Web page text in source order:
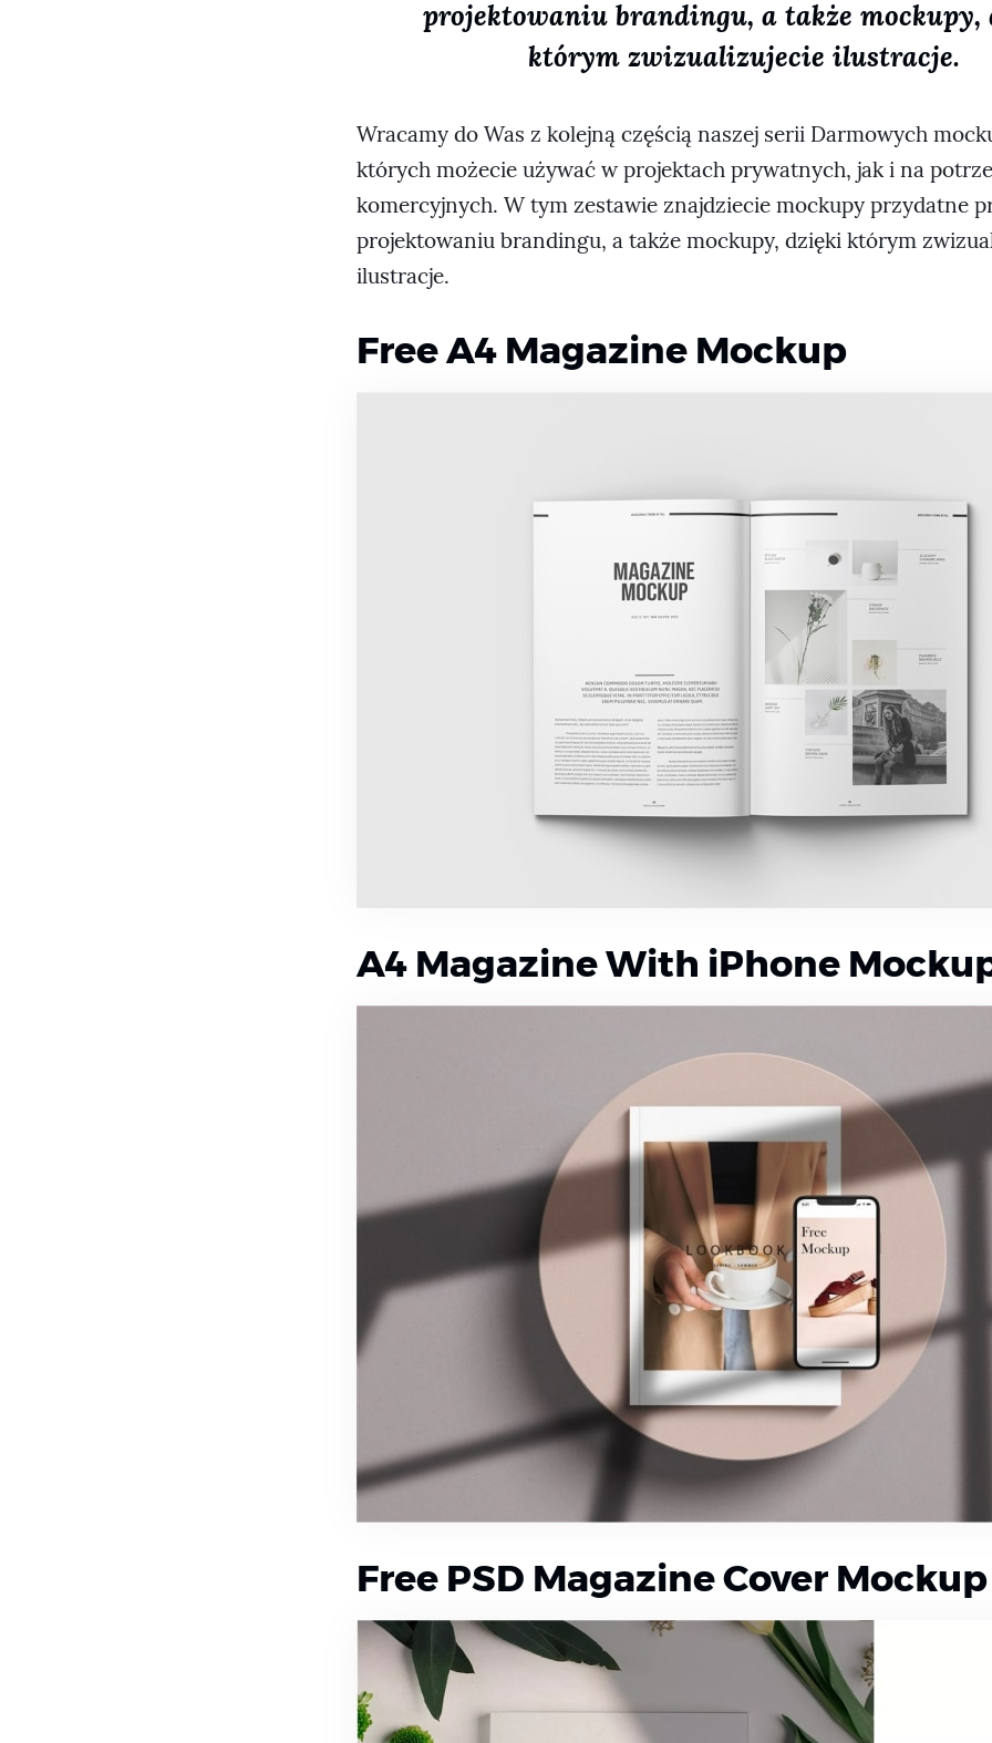
projektowaniu brandingu, a także mockupy,
którym zwizualizujecie ilustracje.
Wracamy do Was z kolejną częścią naszej serii Darmowych
których możecie używać w projektach prywatnych, jak i na
komercyjnych. W tym zestawie znajdziecie mockupy przydatne
projektowaniu brandingu, a także mockupy, dzięki którym
ilustracje.
Free A4 Magazine Mockup
A4 Magazine With iPhone
Free PSD Magazine Cover Mockup